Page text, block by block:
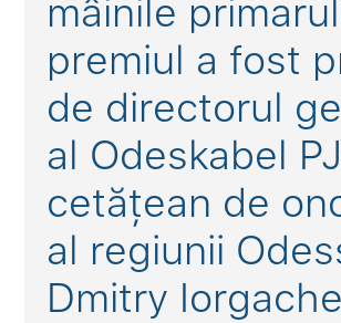
mâinile
premiul a fost
de directorul
al Odeskabel
cetățean de
al regiunii
Dmitry